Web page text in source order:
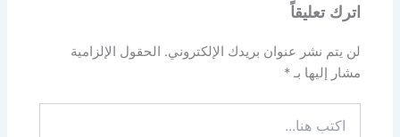
اترك تعليقاً
لن يتم نشر عنوان بريدك الإلكتروني. الحقول الإلزامية
مشار إليها بـ*
هنا...